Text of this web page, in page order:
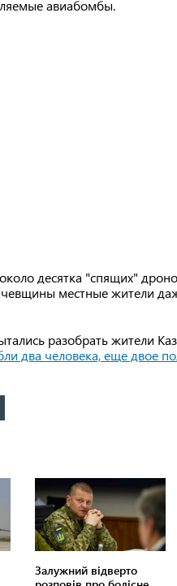
авиабомбы.
десятка "спящих"
местные жители
разобрать жители
два человека, еще двое